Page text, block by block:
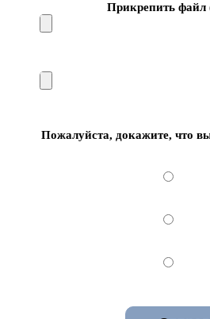
Прикрепить файл
Пожалуйста, докажите, что